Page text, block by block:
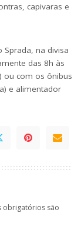
capivaras e
Sprada, na divisa
das 8h às
ou com os ônibus
e alimentador
obrigatórios são